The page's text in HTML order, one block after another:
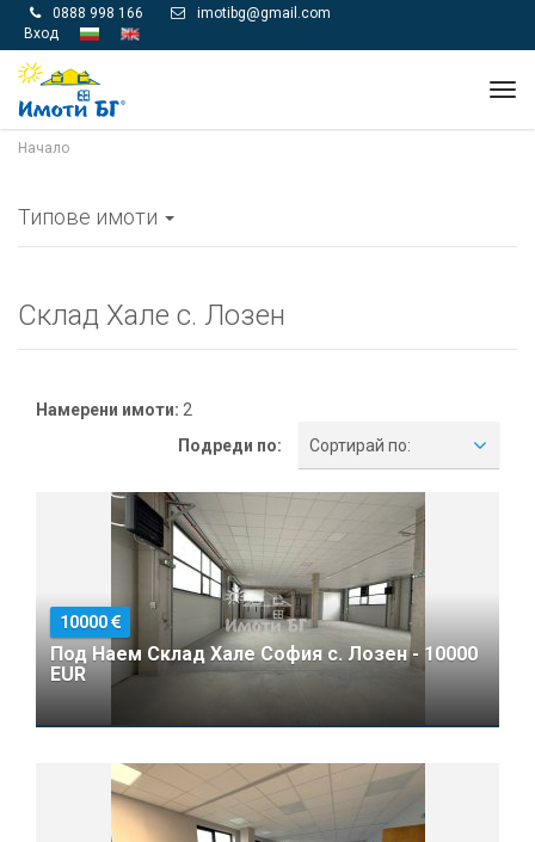
 0888 998 166 
imotibg@gmail.com
Вход
Начало
Типове имоти
Склад Хале с. Лозен
Намерени имоти: 2
Подреди по:
Сортирай по:
10000
Под Наем Склад Хале София с. Лозен - 10000
EUR